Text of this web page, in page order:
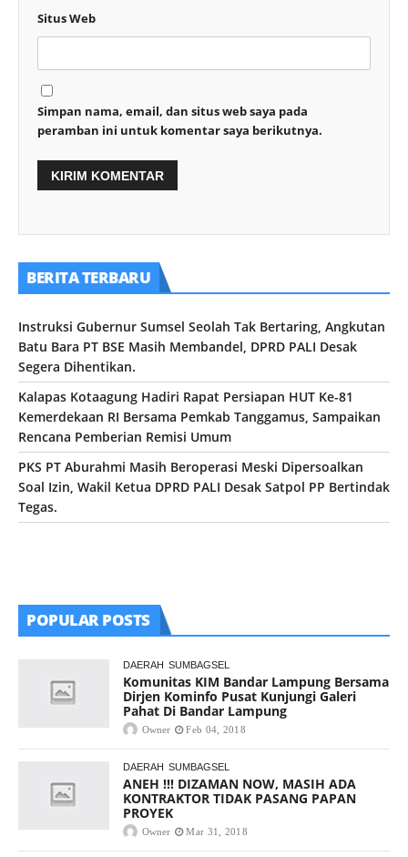
Situs Web
Simpan nama, email, dan situs web saya pada
peramban ini untuk komentar saya berikutnya.
BERITA TERBARU
Instruksi Gubernur Sumsel Seolah Tak Bertaring, Angkutan
Batu Bara PT BSE Masih Membandel, DPRD PALI Desak
Segera Dihentikan.
Kalapas Kotaagung Hadiri Rapat Persiapan HUT Ke-81
Kemerdekaan RI Bersama Pemkab Tanggamus, Sampaikan
Rencana Pemberian Remisi Umum
PKS PT Aburahmi Masih Beroperasi Meski Dipersoalkan
Soal Izin, Wakil Ketua DPRD PALI Desak Satpol PP Bertindak
Tegas.
POPULAR POSTS
DAERAH SUMBAGSEL
Komunitas KIM Bandar Lampung Bersama
Dirjen Kominfo Pusat Kunjungi Galeri
Pahat Di Bandar Lampung
Owner Feb 04, 2018
DAERAH SUMBAGSEL
ANEH !!! DIZAMAN NOW, MASIH ADA
KONTRAKTOR TIDAK PASANG PAPAN
PROYEK
Owner Mar 31, 2018